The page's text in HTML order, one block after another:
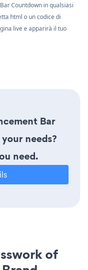
Countdown in qualsiasi
html o un codice di
live e apparirà il tuo
Bar
needs?
need.
of